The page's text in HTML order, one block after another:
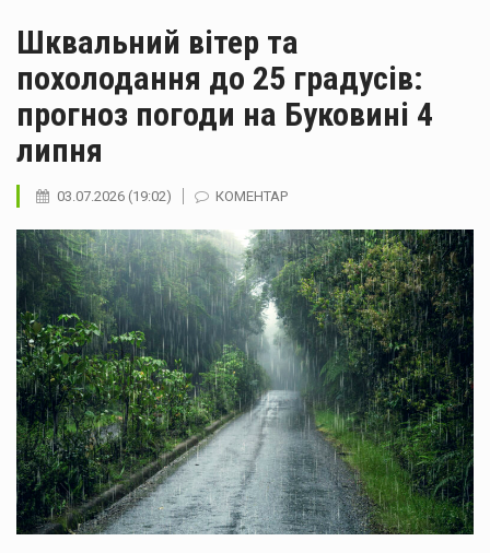
Шквальний вітер та
похолодання до 25 градусів:
прогноз погоди на Буковині 4
липня
03.07.2026 (19:02) КОМЕНТАР